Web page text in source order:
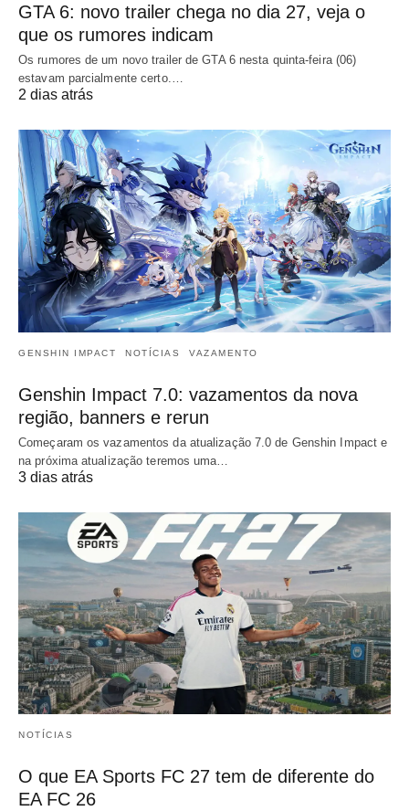
GTA 6: novo trailer chega no dia 27, veja o
que os rumores indicam
Os rumores de um novo trailer de GTA 6 nesta quinta-feira (06)
estavam parcialmente certo.…
2 dias atrás
GENSHIN IMPACT NOTÍCIAS VAZAMENTO
Genshin Impact 7.0: vazamentos da nova
região, banners e rerun
Começaram os vazamentos da atualização 7.0 de Genshin Impact e
na próxima atualização teremos uma…
3 dias atrás
NOTÍCIAS
O que EA Sports FC 27 tem de diferente do
EA FC 26